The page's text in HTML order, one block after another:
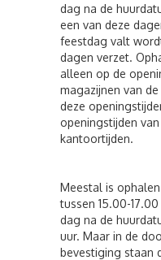
dag na de
een van deze
feestdag valt
dagen verzet.
alleen op de
magazijnen van
deze
openingstijden
kantoortijden.
Meestal is
tussen 15.00-
dag na de
uur. Maar in de
bevestiging staan